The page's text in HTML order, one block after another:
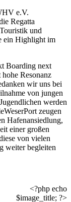
e.V.
Regatta
und
ein Highlight im
Boarding next
Resonanz
wir uns bei
von jungen
werden
zeugen
Hafenansiedlung,
einer großen
von vielen
weiter begleiten